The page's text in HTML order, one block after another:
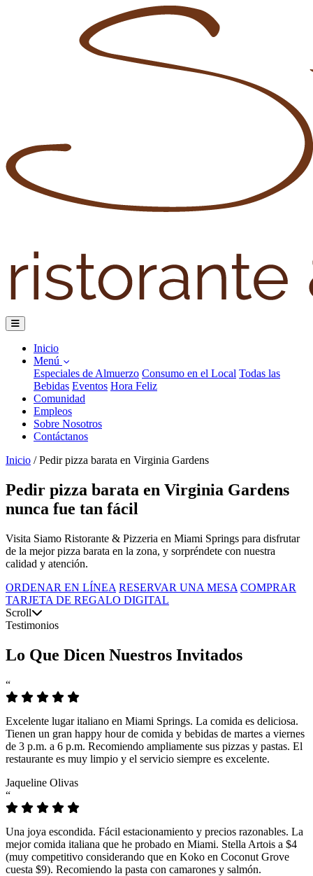
Inicio
Menú
Especiales de Almuerzo Consumo en el Local Todas las
Bebidas Eventos Hora Feliz
Comunidad
Empleos
Sobre Nosotros
Contáctanos
Inicio / Pedir pizza barata en Virginia Gardens
Pedir pizza barata en Virginia Gardens
nunca fue tan fácil
Visita Siamo Ristorante & Pizzeria en Miami Springs para disfrutar
de la mejor pizza barata en la zona, y sorpréndete con nuestra
calidad y atención.
ORDENAR EN LÍNEA RESERVAR UNA MESA COMPRAR
TARJETA DE REGALO DIGITAL
Scroll
Testimonios
Lo Que Dicen Nuestros Invitados
“
Excelente lugar italiano en Miami Springs. La comida es deliciosa.
Tienen un gran happy hour de comida y bebidas de martes a viernes
de 3 p.m. a 6 p.m. Recomiendo ampliamente sus pizzas y pastas. El
restaurante es muy limpio y el servicio siempre es excelente.
Jaqueline Olivas
“
Una joya escondida. Fácil estacionamiento y precios razonables. La
mejor comida italiana que he probado en Miami. Stella Artois a $4
(muy competitivo considerando que en Koko en Coconut Grove
cuesta $9). Recomiendo la pasta con camarones y salmón.